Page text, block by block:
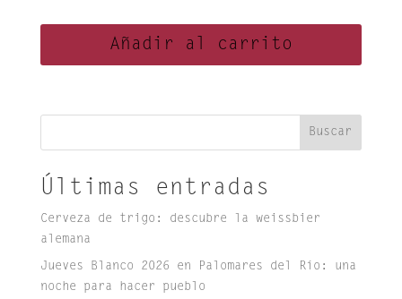
Añadir al carrito
Buscar
Últimas entradas
Cerveza de trigo: descubre la weissbier
alemana
Jueves Blanco 2026 en Palomares del Río: una
noche para hacer pueblo